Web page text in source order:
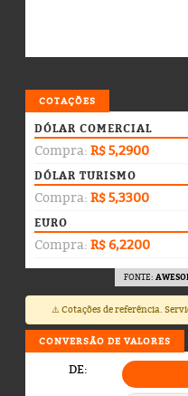
COTAÇÕES
DÓLAR COMERCIAL
Compra: R$ 5,2900
DÓLAR TURISMO
Compra: R$ 5,3300
EURO
Compra: R$ 6,2200
FONTE:
⚠️ Cotações de referência.
CONVERSÃO DE VALORES